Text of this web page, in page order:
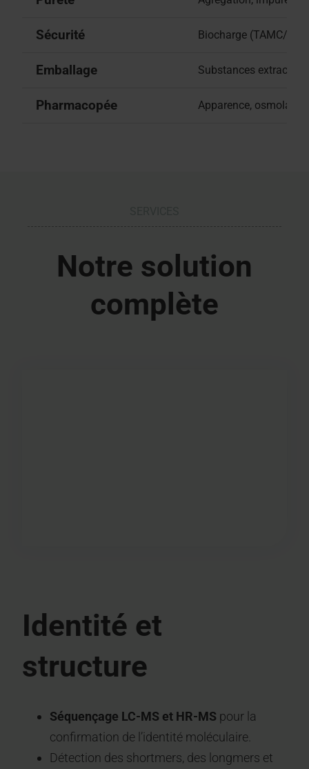
Sécurité Biocharge (TAMC/
Emballage Substances
Pharmacopée Apparence,
Notre solution
complète
Identité et
structure
Séquençage LC-MS et HR-MS pour la
confirmation de l’identité moléculaire.
Détection des shortmers, des longmers et